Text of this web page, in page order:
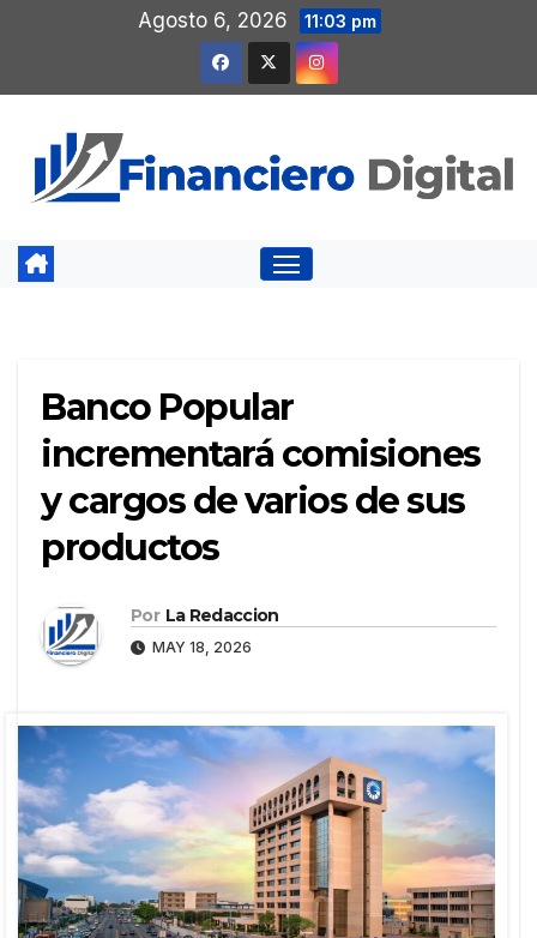
contenido
Agosto 6, 2026 11:03 pm
Banco Popular
incrementará comisiones
y cargos de varios de sus
productos
Por La Redaccion
MAY 18, 2026